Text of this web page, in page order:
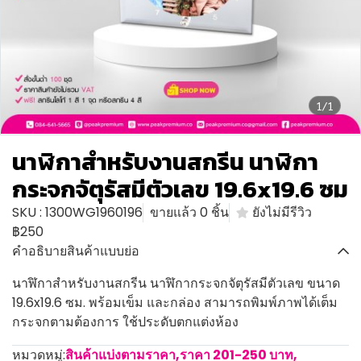
1/1
นาฬิกาสำหรับงานสกรีน นาฬิกา
กระจกจัตุรัสมีตัวเลข 19.6x19.6 ซม
SKU : 1300WG1960196 ขายแล้ว 0 ชิ้น
ยังไม่มีรีวิว
฿250
คำอธิบายสินค้าแบบย่อ
นาฬิกาสำหรับงานสกรีน นาฬิกากระจกจัตุรัสมีตัวเลข ขนาด
19.6x19.6 ซม. พร้อมเข็ม และกล่อง สามารถพิมพ์ภาพได้เต็ม
กระจกตามต้องการ ใช้ประดับตกแต่งห้อง
หมวดหมู่:สินค้าแบ่งตามราคา,ราคา 201-250 บาท,